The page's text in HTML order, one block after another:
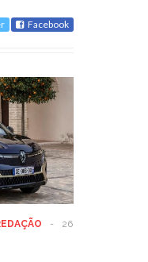
Facebook
-
26